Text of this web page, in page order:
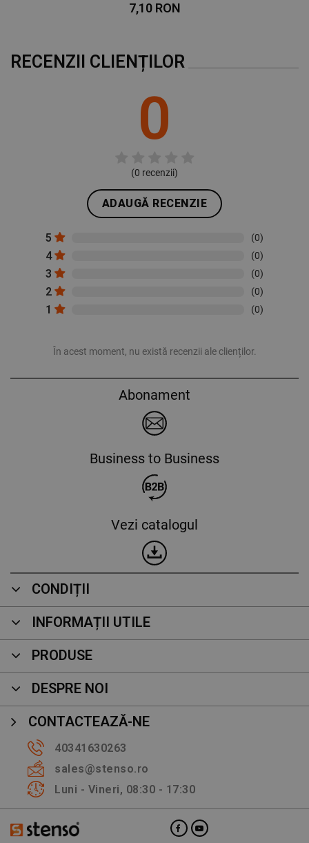
7,10 RON
RECENZII CLIENȚILOR
0
(0 recenzii)
ADAUGĂ RECENZIE
5 (0)
4 (0)
3 (0)
2 (0)
1 (0)
În acest moment, nu există recenzii ale clienților.
Abonament
Business to Business
Vezi catalogul
CONDIȚII
INFORMAȚII UTILE
PRODUSE
DESPRE NOI
CONTACTEAZĂ-NE
40341630263
sales@stenso.ro
Luni - Vineri, 08:30 - 17:30